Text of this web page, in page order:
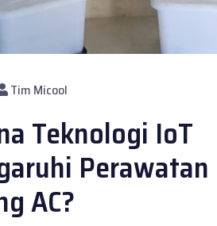
Tim Micool
Teknologi IoT
Perawatan
AC?